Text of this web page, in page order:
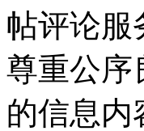
帖评论服
尊重公序
的信息内